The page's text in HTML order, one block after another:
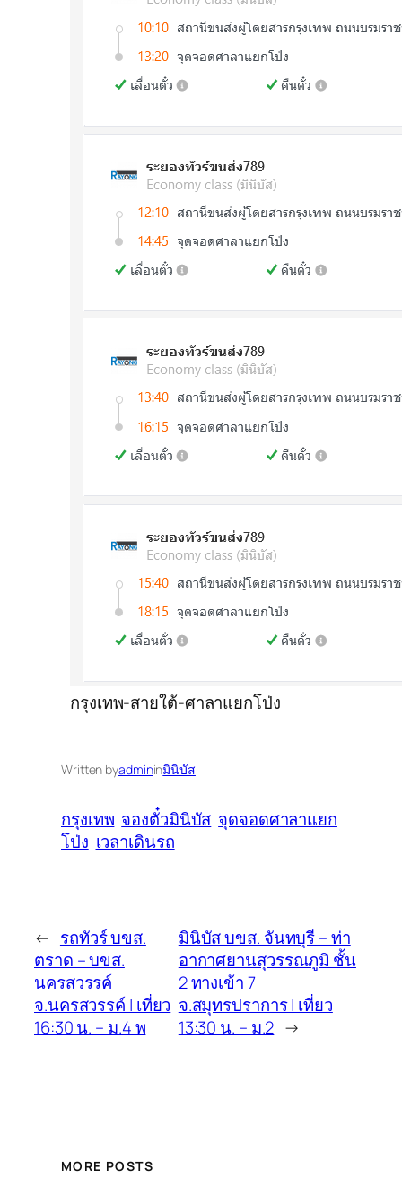
กรุงเทพ-สายใต้-ศาลาแยกโป่ง
Written byadmininมินิบัส
กรุงเทพ จองตั๋วมินิบัส จุดจอดศาลาแยก
โป่ง เวลาเดินรถ
← รถทัวร์ บขส.
ตราด – บขส.
นครสวรรค์
จ.นครสวรรค์ | เที่ยว
16:30 น. – ม.4 พ
มินิบัส บขส. จันทบุรี – ท่า
อากาศยานสุวรรณภูมิ ชั้น
2 ทางเข้า 7
จ.สมุทรปราการ | เที่ยว
13:30 น. – ม.2 →
MORE POSTS